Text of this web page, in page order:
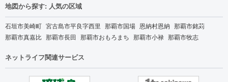
地図から探す: 人気の区域
石垣市美崎町 宮古島市平良字西里 那覇市国場 恩納村恩納 那覇市銘苅
那覇市真嘉比 那覇市長田 那覇市おもろまち 那覇市小禄 那覇市牧志
ネットライフ関連サービス